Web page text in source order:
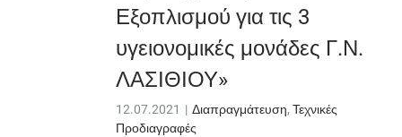
Εξοπλισμού για τις 3
υγειονομικές μονάδες Γ.Ν.
ΛΑΣΙΘΙΟΥ»
12.07.2021 | Διαπραγμάτευση, Τεχνικές
Προδιαγραφές